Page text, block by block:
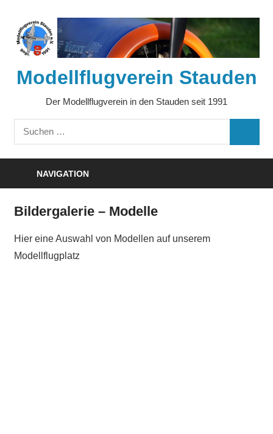
springen
Modellflugverein Stauden
Der Modellflugverein in den Stauden seit 1991
Suchen
nach:
NAVIGATION
Bildergalerie – Modelle
Hier eine Auswahl von Modellen auf unserem
Modellflugplatz